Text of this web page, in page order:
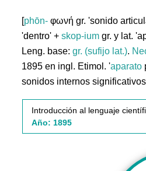
[phōn- φωνή gr. 'sonido
'dentro' +skop-ium gr. y lat.
Leng. base:gr. (sufijo lat.).
1895 en ingl. Etimol. 'aparato
sonidos internos
Introducción al lenguaje
Año: 1895